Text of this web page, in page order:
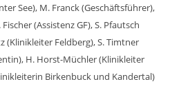
See), M. Franck (Geschäftsführer),
(Assistenz GF), S. Pfautsch
(Klinikleiter Feldberg), S. Timtner
H. Horst-Müchler (Klinikleiter
Birkenbuck und Kandertal)